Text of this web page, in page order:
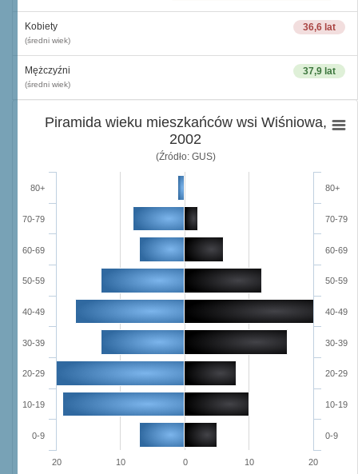
36,6 lat
Kobiety
(średni wiek)
37,9 lat
Mężczyźni
(średni wiek)
Piramida wieku mieszkańców wsi Wiśniowa,
2002
(Źródło: GUS)
0-9
10-19
20-29
30-39
40-49
50-59
60-69
70-79
80+
0-9
10-19
20-29
30-39
40-49
50-59
60-69
70-79
80+
20 10 0 10 20